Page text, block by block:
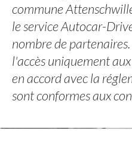
commune
le service Autocar-
nombre de
l'accès uniquement
en accord avec la
sont conformes aux